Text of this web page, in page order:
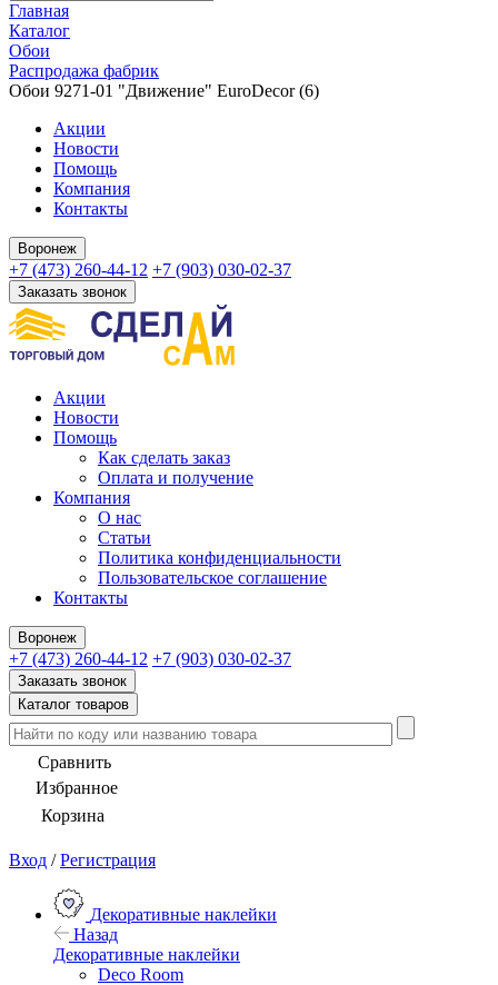
Главная
Каталог
Обои
Распродажа фабрик
Обои 9271-01 "Движение" EuroDecor (6)
Акции
Новости
Помощь
Компания
Контакты
Воронеж
+7 (473) 260-44-12 +7 (903) 030-02-37
Заказать звонок
Акции
Новости
Помощь
Как сделать заказ
Оплата и получение
Компания
О нас
Статьи
Политика конфиденциальности
Пользовательское соглашение
Контакты
Воронеж
+7 (473) 260-44-12 +7 (903) 030-02-37
Заказать звонок
Каталог товаров
Сравнить
Избранное
Корзина
Вход / Регистрация
Декоративные наклейки
Назад
Декоративные наклейки
Deco Room